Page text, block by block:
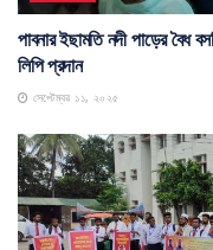
পাবনার ইছামতি নদী পাড়ের বৈধ
লিপি প্রদান
সেপ্টেম্বর ১১, ২০২৫